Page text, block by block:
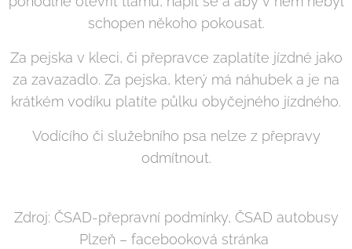
schopen někoho pokousat.
Za pejska v kleci, či přepravce zaplatíte jízdné jako
za zavazadlo. Za pejska, který má náhubek a je na
krátkém vodíku platíte půlku obyčejného jízdného.
Vodícího či služebního psa nelze z přepravy
odmítnout.
Zdroj: ČSAD-přepravní podmínky, ČSAD autobusy
Plzeň – facebooková stránka